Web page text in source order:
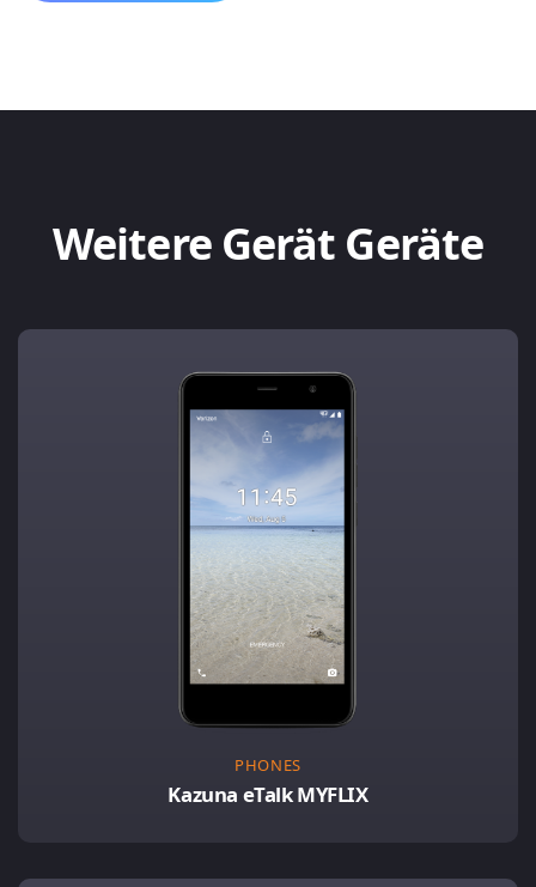
Weitere Gerät Geräte
PHONES
Kazuna eTalk MYFLIX